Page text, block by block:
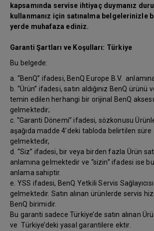
kapsamında servise ihtiyaç duymanız
kullanmanız için satınalma belgelerinizle
yerde muhafaza ediniz.
Garanti Şartları ve Koşulları: Türkiye
Bu belgede:
a. “BenQ” ifadesi, BenQ Europe B.V.
b. “Ürün” ifadesi, satın aldığınız BenQ
temin edilen herhangi bir orijinal BenQ
gelmektedir;
c. “Garanti Dönemi” ifadesi, sözkonusu
aşağıda madde 4’deki tabloda belirtilen süre
gelmektedir,
d. “Siz” ifadesi, bir veya birden fazla Ürün
anlamına gelmektedir ve “sizin” ifadesi ise
anlama sahiptir.
e. YSS ifadesi, BenQ Yetkili Servis
gelmektedir. Satın alınan ürünlerde servis
BenQ birimidir.
Bu garanti sadece Türkiye’de satın alınan
ve Türkiye’deki yasal garantilere ektir.